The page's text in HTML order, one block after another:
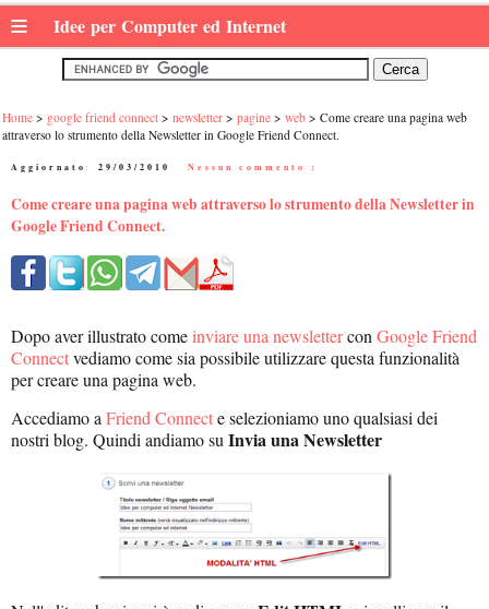
≡ Idee per Computer ed Internet
Home google friend connect newsletter pagine web
Come creare una pagina web
attraverso lo strumento della Newsletter in Google Friend Connect.
Aggiornato: 29/03/2010 Nessun commento :
Come creare una pagina web attraverso lo strumento della Newsletter in
Google Friend Connect.
Dopo aver illustrato comeinviare una newsletterconGoogle Friend
Connectvediamo come sia possibile utilizzare questa funzionalità
per creare una pagina web.
Accediamo a Friend Connecte selezioniamo uno qualsiasi dei
nostri blog. Quindi andiamo su Invia una Newsletter